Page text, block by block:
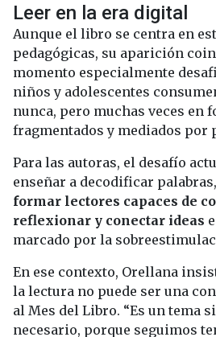
Leer en la era digital
Aunque el libro se centra en
pedagógicas, su aparición
momento especialmente
niños y adolescentes
nunca, pero muchas veces en
fragmentados y mediados por
Para las autoras, el desafío
enseñar a decodificar
formar lectores capaces de
reflexionar y conectar ideas
marcado por la
En ese contexto, Orellana
la lectura no puede ser una
al Mes del Libro. “Es un tema
necesario, porque seguimos